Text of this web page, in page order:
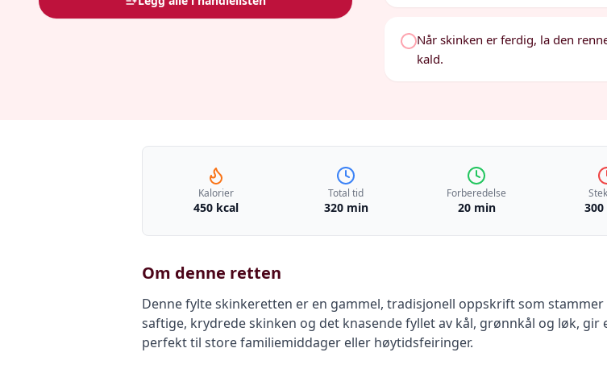
Når skinken er ferdig, la den
kald.
Kalorier
450 kcal
Total tid
320 min
Forberedelse
20 min
Om denne retten
Denne fylte skinkeretten er en gammel, tradisjonell oppskrift som
saftige, krydrede skinken og det knasende fyllet av kål, grønnkål og løk,
perfekt til store familiemiddager eller høytidsfeiringer.